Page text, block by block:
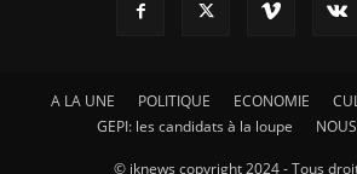
A LA UNE POLITIQUE ECONOMIE
GEPI: les candidats à la loupe
© iknews copyright 2024 - Tous